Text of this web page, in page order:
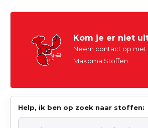
Kom je er niet
Neem contact op met
Makoma Stoffen
Help, ik ben op zoek naar stoffen: